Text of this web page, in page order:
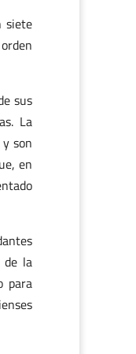
siete
sus
La
son
en
de la
para